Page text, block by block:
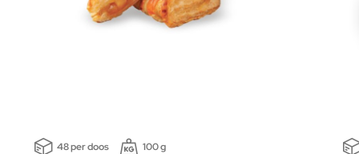
48 per doos 100 g